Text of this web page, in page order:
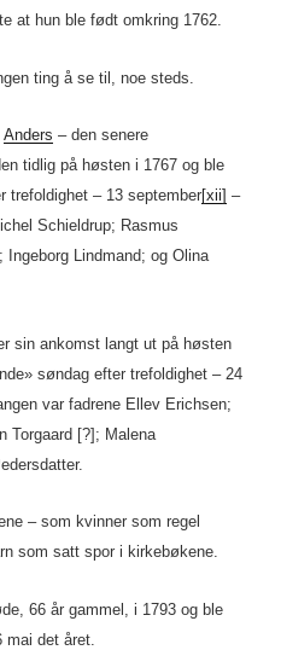
at hun ble født omkring 1762.
ting å se til, noe steds.
Anders – den senere
tidlig på høsten i 1767 og ble
trefoldighet – 13 september[xii] –
Schieldrup; Rasmus
Lindmand; og Olina
sin ankomst langt ut på høsten
søndag efter trefoldighet – 24
var fadrene Ellev Erichsen;
Torgaard [?]; Malena
– som kvinner som regel
som satt spor i kirkebøkene.
66 år gammel, i 1793 og ble
det året.